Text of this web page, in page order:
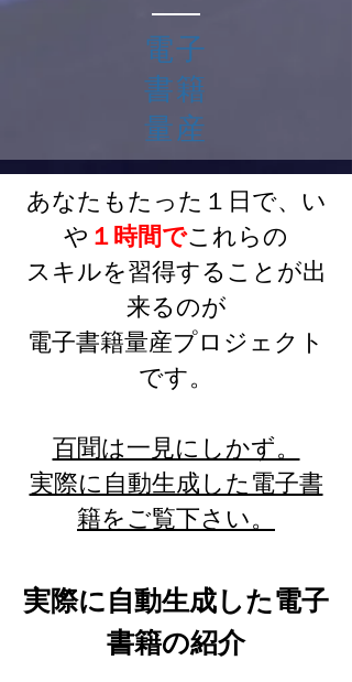
電子
書籍
量産
あなたもたった１日で、い
や１時間でこれらの
スキルを習得することが出
来るのが
​電子書籍量産プロジェクト
です。
百聞は一見にしかず。
​実際に自動生成した電子書
籍をご覧下さい。
実際に自動生成した電子
書籍の紹介